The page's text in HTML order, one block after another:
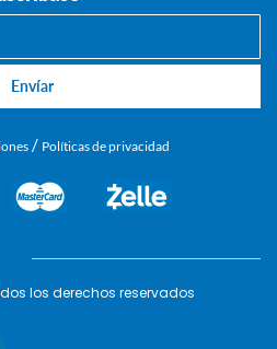
Envíar
/ Políticas de privacidad
los derechos reservados